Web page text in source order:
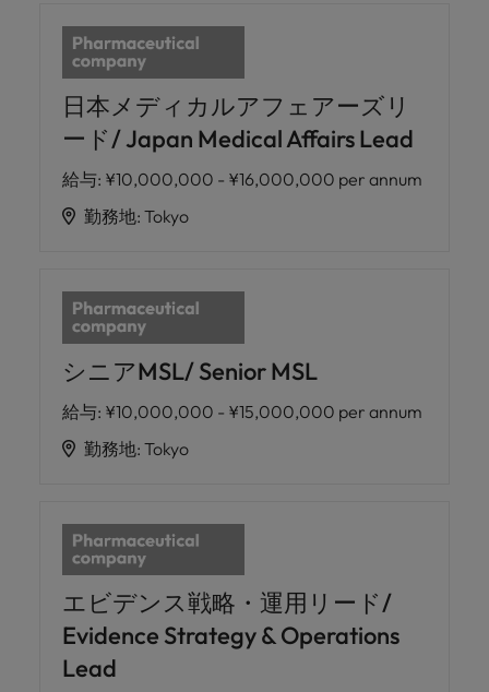
日本メディカルアフェアーズリ
ード/ Japan Medical Affairs Lead
給与: ¥10,000,000 - ¥16,000,000 per annum
勤務地: Tokyo
シニアMSL/ Senior MSL
給与: ¥10,000,000 - ¥15,000,000 per annum
勤務地: Tokyo
エビデンス戦略・運用リード/
Evidence Strategy & Operations
Lead